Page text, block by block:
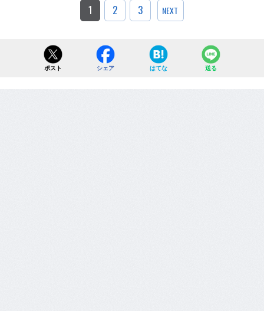
1 2 3 NEXT
ポスト シェア はてな 送る